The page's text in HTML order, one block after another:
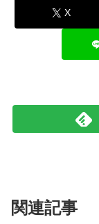
X
関連記事